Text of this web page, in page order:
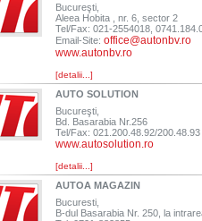
Bucureşti,
Aleea Hobita , nr. 6, sector 2
Tel/Fax: 021-2554018,
Email-Site: office@autonbv.ro
www.autonbv.ro
[detalii...]
AUTO SOLUTION
Bucureşti,
Bd. Basarabia Nr.256
Tel/Fax: 021.200.48.92/200.48.93
www.autosolution.ro
[detalii...]
AUTOA MAGAZIN
Bucuresti,
B-dul Basarabia Nr. 250, la